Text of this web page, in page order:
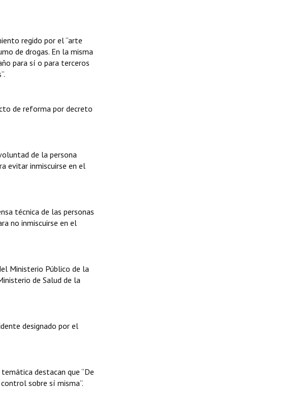
regido por el “arte
de drogas. En la misma
para sí o para terceros
de reforma por decreto
de la persona
evitar inmiscuirse en el
técnica de las personas
no inmiscuirse en el
Ministerio Público de la
de Salud de la
designado por el
destacan que “De
sobre sí misma”.